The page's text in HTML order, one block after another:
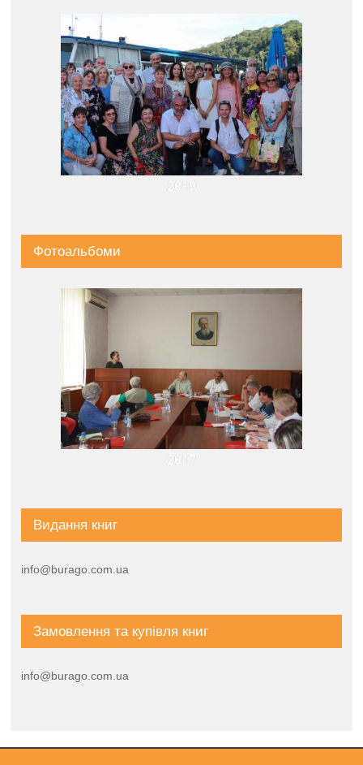
2019
Фотоальбоми
2017
Видання книг
info@burago.com.ua
Замовлення та купівля книг
info@burago.com.ua